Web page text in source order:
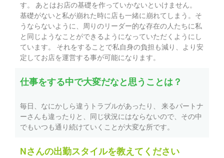
す。 あとはお店の基礎を作っていかないといけません。
基礎がないと私が崩れた時に店も一緒に崩れてしまう。そ
うならないように、周りのリーダー的な存在の人たちに私
と同じようなことができるようになっていただくようにし
ています。 それをすることで私自身の負担も減り、より安
定してお店を運営する事が可能になります。
仕事をする中で大変だなと思うことは？
毎日、なにかしら違うトラブルがあったり、 来るパートナ
ーさんも違ったりと、同じ状況にはならないので、その中
でもいつも通り続けていくことが大変な所です。
Nさんの出勤スタイルを教えてください